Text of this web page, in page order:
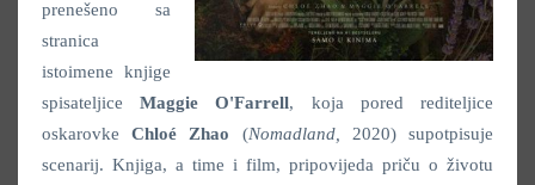
prenešeno sa
stranica
istoimene knjige
spisateljice Maggie O'Farrell, koja pored rediteljice
oskarovkeChloé Zhao (Nomadland, 2020) supotpisuje
scenarij. Knjiga, a time i film, pripovijeda priču o životu